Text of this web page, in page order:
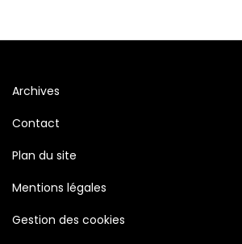
Archives
Contact
Plan du site
Mentions légales
Gestion des cookies